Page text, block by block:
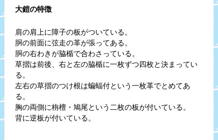
大鎧の特徴
肩の肩上に障子の板がついている。
胴の前面に弦走の革が張ってある。
胴の右わきが脇楯で合わさっている。
草摺は前後、右と左の脇楯に一枚ずつ四枚と決まってい
る。
左右の草摺のつけ根は蝙蝠付という一枚革でとめてあ
る。
胸の両側に栴檀・鳩尾という二枚の板が付いている。
背に逆板が付いている。